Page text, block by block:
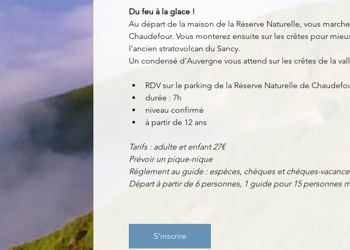
Du feu à la glace !
Au départ de la maison de la Réserve Naturelle, vous
Chaudefour. Vous monterez ensuite sur les crêtes pour
l'ancien stratovolcan du Sancy.
Un condensé d'Auvergne vous attend sur les crêtes de la
RDV sur le parking de la Réserve Naturelle de
durée : 7h
niveau confirmé
à partir de 12 ans
Tarifs : adulte et enfant 27€
Prévoir un pique-nique
Règlement au guide : espèces, chèques et chèques-
Départ à partir de 6 personnes, 1 guide pour 15 personnes
S'inscrire